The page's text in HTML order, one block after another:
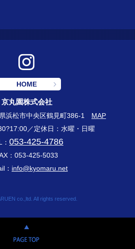
HOME
京丸園株式会社
浜松市中央区鶴見町386-1
MAP
／定休日：水曜・日曜
053-425-4786
：053-425-5033
： info@kyomaru.net
co.,ltd. All rights reserved.